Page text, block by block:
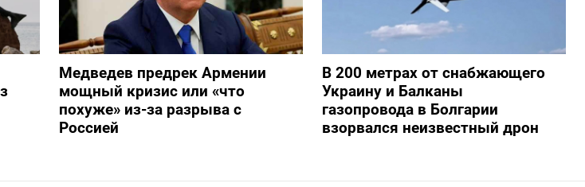
Медведев предрек Армении
мощный кризис или «что
похуже» из-за разрыва с
Россией
В 200 метрах от снабжающего
Украину и Балканы
газопровода в Болгарии
взорвался неизвестный дрон